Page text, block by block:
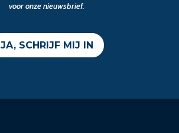
voor onze nieuwsbrief.
JA, SCHRIJF MIJ IN